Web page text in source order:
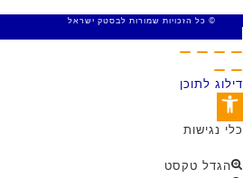
© כל הזכויות שמורות לבסטק ישראל
דילוג לתוכן
פתח סרגל נגישות
כלי נגישות
הגדל טקסט